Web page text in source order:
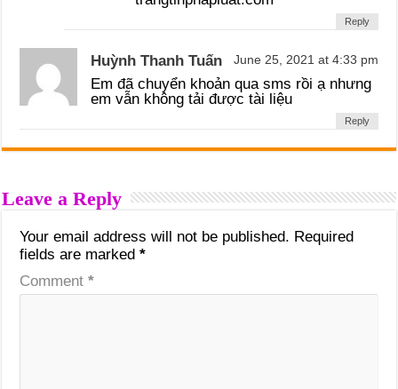
Reply
Huỳnh Thanh Tuấn June 25, 2021 at 4:33 pm
Em đã chuyển khoản qua sms rồi ạ nhưng
em vẫn không tải được tài liệu
Reply
Leave a Reply
Your email address will not be published. Required
fields are marked*
Comment*